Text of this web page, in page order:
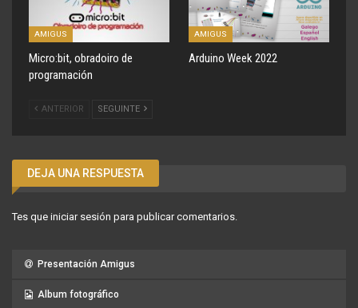
AMIGUS
Micro:bit, obradoiro de
programación
AMIGUS
Arduino Week 2022
ANTERIOR SEGUINTE
DEJA UNA RESPUESTA
Tes que iniciar sesión para publicar comentarios.
Presentación Amigus
Album fotográfico